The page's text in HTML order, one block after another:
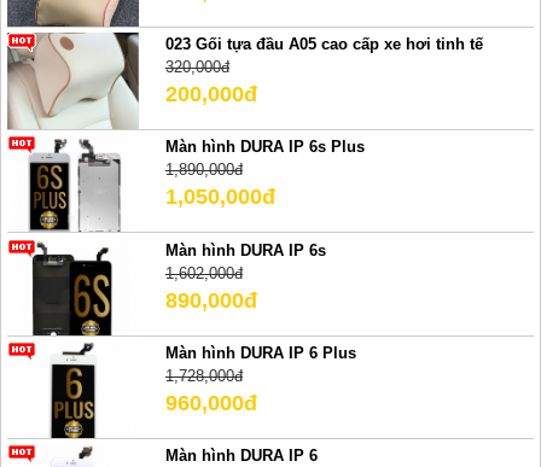
023 Gối tựa đầu A05 cao cấp xe hơi tinh tế
320,000đ
200,000đ
Màn hình DURA IP 6s Plus
1,890,000đ
1,050,000đ
Màn hình DURA IP 6s
1,602,000đ
890,000đ
Màn hình DURA IP 6 Plus
1,728,000đ
960,000đ
Màn hình DURA IP 6